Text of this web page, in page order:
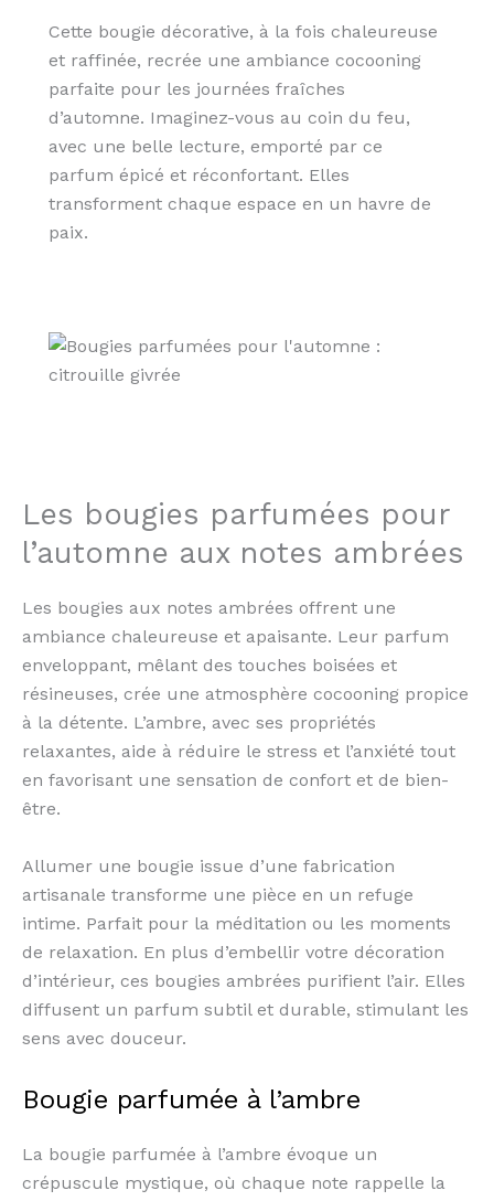
Cette bougie décorative, à la fois chaleureuse
et raffinée, recrée une ambiance cocooning
parfaite pour les journées fraîches
d’automne. Imaginez-vous au coin du feu,
avec une belle lecture, emporté par ce
parfum épicé et réconfortant. Elles
transforment chaque espace en un havre de
paix.
Les bougies parfumées pour
l’automne aux notes ambrées
Les bougies aux notes ambrées offrent une
ambiance chaleureuse et apaisante. Leur parfum
enveloppant, mêlant des touches boisées et
résineuses, crée une atmosphère cocooning propice
à la détente. L’ambre, avec ses propriétés
relaxantes, aide à réduire le stress et l’anxiété tout
en favorisant une sensation de confort et de bien-
être.
Allumer une bougie issue d’une fabrication
artisanale transforme une pièce en un refuge
intime. Parfait pour la méditation ou les moments
de relaxation. En plus d’embellir votre décoration
d’intérieur, ces bougies ambrées purifient l’air. Elles
diffusent un parfum subtil et durable, stimulant les
sens avec douceur.
Bougie parfumée à l’ambre
La bougie parfumée à l’ambre évoque un
crépuscule mystique, où chaque note rappelle la